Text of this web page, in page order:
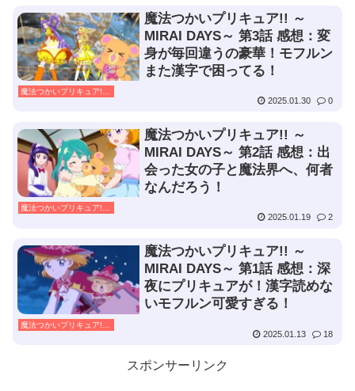
魔法つかいプリキュア!! ～
MIRAI DAYS～ 第3話 感想：変
身が毎回違うの豪華！モフルン
また漢字で困ってる！
2025.01.30 0
魔法つかいプリキュア!! ～MIRAI DAYS～
魔法つかいプリキュア!! ～
MIRAI DAYS～ 第2話 感想：出
会った女の子と魔法界へ、何者
なんだろう！
2025.01.19 2
魔法つかいプリキュア!! ～
MIRAI DAYS～ 第1話 感想：深
夜にプリキュアが！漢字読めな
いモフルン可愛すぎる！
2025.01.13 18
スポンサーリンク